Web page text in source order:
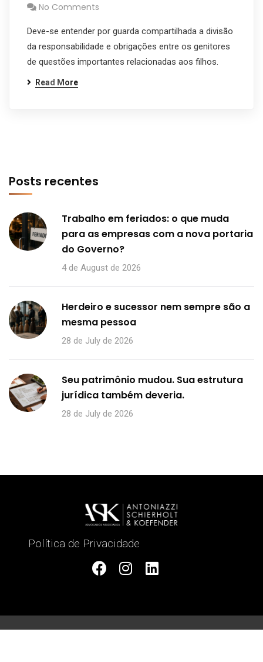
No Comments
Deve-se entender por guarda compartilhada a divisão
da responsabilidade e obrigações entre os genitores
de questões importantes relacionadas aos filhos.
Read More
Posts recentes
Trabalho em feriados: o que muda
para as empresas com a nova portaria
do Governo?
4 de August de 2026
Herdeiro e sucessor nem sempre são a
mesma pessoa
28 de July de 2026
Seu patrimônio mudou. Sua estrutura
jurídica também deveria.
28 de July de 2026
Política de Privacidade